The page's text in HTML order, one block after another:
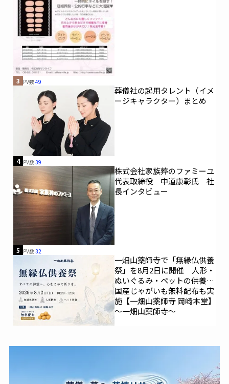
3 PV数49
葬儀社の起用タレント（イメ
ージキャラクター）まとめ
4 PV数39
株式会社家族葬のファミーユ
代表取締役 中道康彰氏 社
長インタビュー
5 PV数32
一畑山薬師寺で「無縁仏供養
祭」を8月2日に開催 人形・
ぬいぐるみ・ペットの供養、
国産じゃがいも無料配布も実
施【一畑山薬師寺 岡崎本堂】
～一畑山薬師寺～